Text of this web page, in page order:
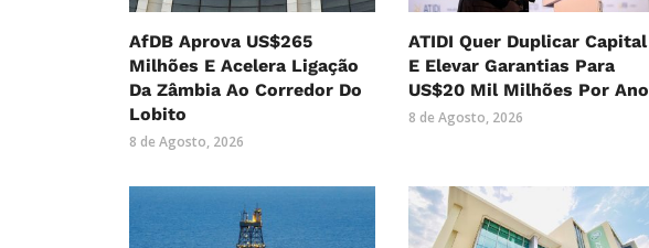
AfDB Aprova US$265
Milhões E Acelera Ligação
Da Zâmbia Ao Corredor Do
Lobito
8 de Agosto, 2026
ATIDI Quer Duplicar Capital
E Elevar Garantias Para
US$20 Mil Milhões Por Ano
8 de Agosto, 2026